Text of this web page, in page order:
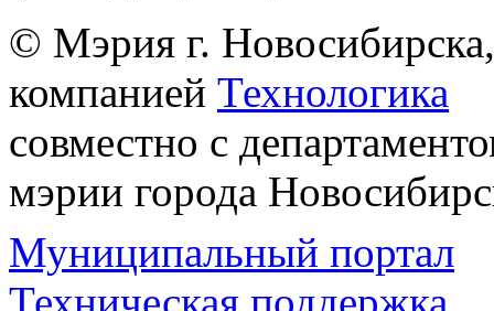
© Мэрия г.
компанией Технологика
совместно с
мэрии города
Муниципальный портал